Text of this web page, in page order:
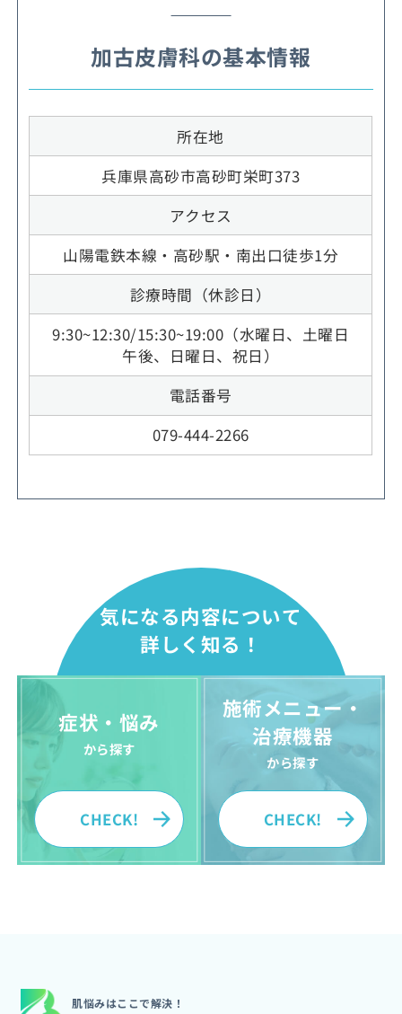
加古皮膚科の基本情報
所在地
兵庫県高砂市高砂町栄町373
アクセス
山陽電鉄本線・高砂駅・南出口徒歩1分
診療時間（休診日）
9:30~12:30/15:30~19:00（水曜日、土曜日
午後、日曜日、祝日）
電話番号
079-444-2266
気になる内容について
詳しく知る！
症状・悩み
から探す
CHECK!
施術メニュー・
治療機器
から探す
CHECK!
肌悩みはここで解決！